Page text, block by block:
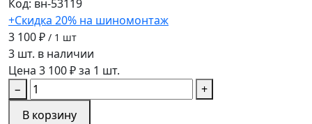
Код: вн-53119
+Скидка 20% на шиномонтаж
3 100 ₽ / 1 шт
3 шт. в наличии
Цена 3 100 ₽ за 1 шт.
−
+
В корзину